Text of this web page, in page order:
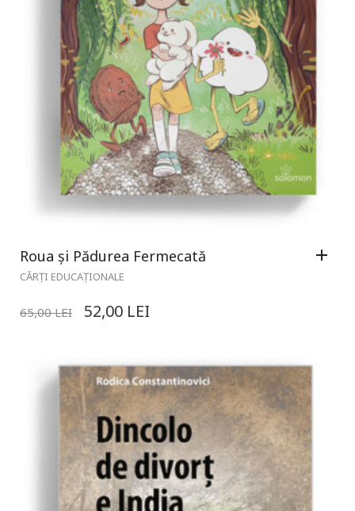
Roua și Pădurea Fermecată
CĂRȚI EDUCAȚIONALE
65,00LEI 52,00 LEI